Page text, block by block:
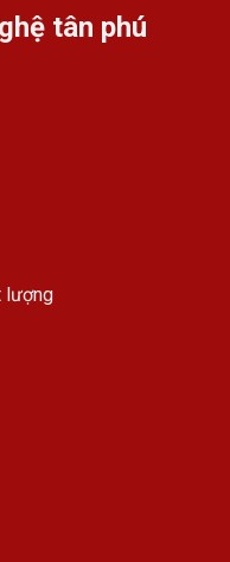
tân phú
lượng